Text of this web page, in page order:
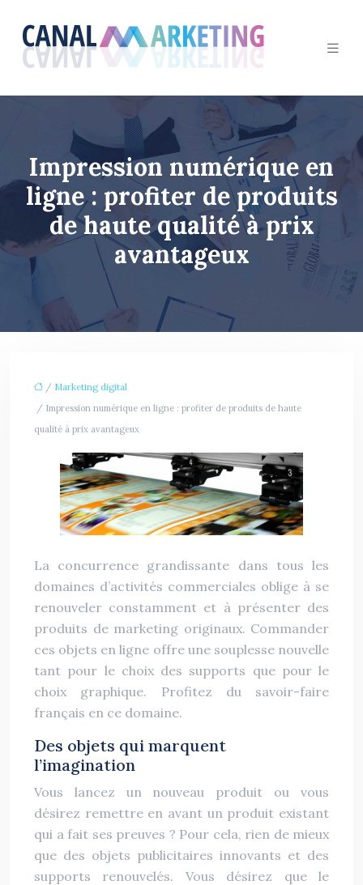
Impression numérique en
ligne : profiter de produits
de haute qualité à prix
avantageux
/ Marketing digital
/ Impression numérique en ligne : profiter de produits de haute
qualité à prix avantageux
La concurrence grandissante dans tous les
domaines d’activités commerciales oblige à se
renouveler constamment et à présenter des
produits de marketing originaux. Commander
ces objets en ligne offre une souplesse nouvelle
tant pour le choix des supports que pour le
choix graphique. Profitez du savoir-faire
français en ce domaine.
Des objets qui marquent
l’imagination
Vous lancez un nouveau produit ou vous
désirez remettre en avant un produit existant
qui a fait ses preuves ? Pour cela, rien de mieux
que des objets publicitaires innovants et des
supports renouvelés. Vous désirez que le